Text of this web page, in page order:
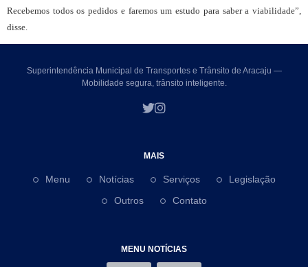
Recebemos todos os pedidos e faremos um estudo para saber a viabilidade”,
disse.
Superintendência Municipal de Transportes e Trânsito de Aracaju —
Mobilidade segura, trânsito inteligente.
MAIS
Menu Notícias Serviços
Legislação
Outros
Contato
MENU NOTÍCIAS